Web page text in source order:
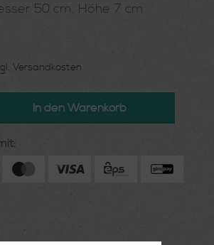
50 cm, Höhe 7 cm
Versandkosten
In den Warenkorb